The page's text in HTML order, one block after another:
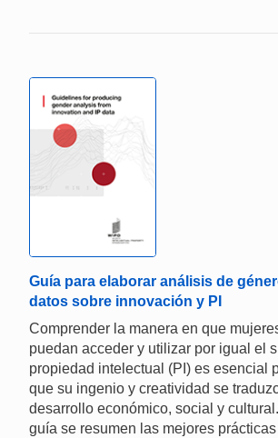
Guía para elaborar análisis de
datos sobre innovación y PI
Comprender la manera en que
puedan acceder y utilizar por igual el
propiedad intelectual (PI) es esencial
que su ingenio y creatividad se
desarrollo económico, social y
guía se resumen las mejores